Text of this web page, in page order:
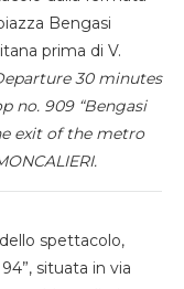
Bengasi
prima di V.
30 minutes
no. 909 “Bengasi
exit of the metro
spettacolo,
situata in via